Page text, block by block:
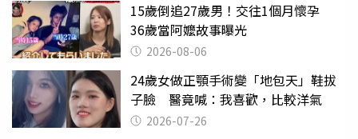
15歲倒追27歲男！交往1個月懷孕
36歲當阿嬤故事曝光
2026-08-06
24歲女做正顎手術變「地包天」鞋拔
子臉 醫竟喊：我喜歡，比較洋氣
2026-07-26